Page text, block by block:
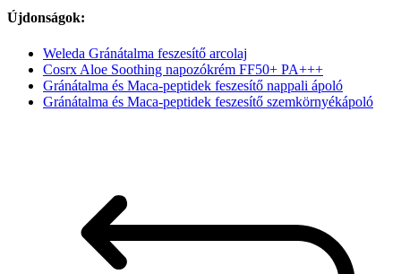
Újdonságok:
Weleda Gránátalma feszesítő arcolaj
Cosrx Aloe Soothing napozókrém FF50+ PA+++
Gránátalma és Maca-peptidek feszesítő nappali ápoló
Gránátalma és Maca-peptidek feszesítő szemkörnyékápoló